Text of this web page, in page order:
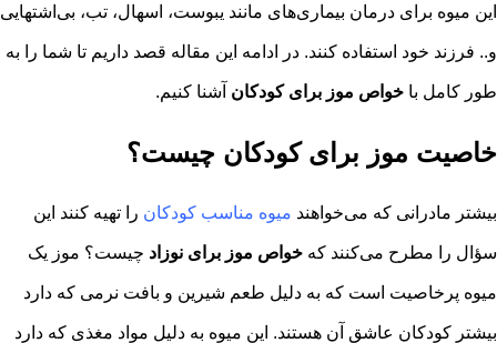
این میوه برای درمان بیماری‌های مانند یبوست، اسهال، تب، بی‌اشتهایی
و.. فرزند خود استفاده کنند. در ادامه این مقاله قصد داریم تا شما را به
طور کامل با خواص موز برای کودکان آشنا کنیم.
خاصیت موز برای کودکان چیست؟
بیشتر مادرانی که می‌خواهند میوه مناسب کودکان را تهیه کنند این
سؤال را مطرح می‌کنند که خواص موز برای نوزاد چیست؟ موز یک
میوه پرخاصیت است که به دلیل طعم شیرین و بافت نرمی که دارد
بیشتر کودکان عاشق آن هستند. این میوه به دلیل مواد مغذی که دارد